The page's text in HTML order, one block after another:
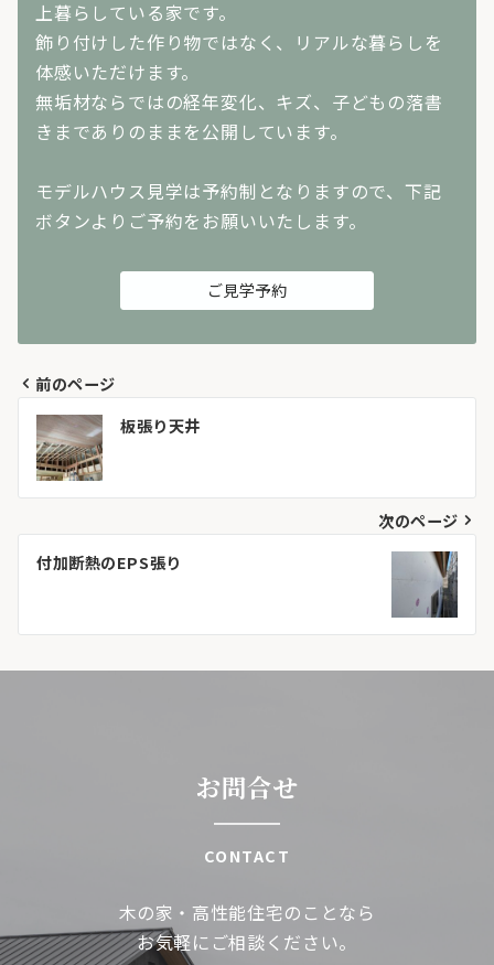
上暮らしている家です。
飾り付けした作り物ではなく、リアルな暮らしを
体感いただけます。
無垢材ならではの経年変化、キズ、子どもの落書
きまでありのままを公開しています。
モデルハウス見学は予約制となりますので、下記
ボタンよりご予約をお願いいたします。
ご見学予約
投
稿
ナ
ビ
ゲ
前のページ
板張り天井
次のページ
付加断熱のEPS張り
お問合せ
CONTACT
木の家・高性能住宅のことなら
お気軽にご相談ください。